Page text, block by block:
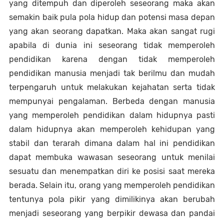
yang ditempuh dan diperoleh seseorang maka akan
semakin baik pula pola hidup dan potensi masa depan
yang akan seorang dapatkan. Maka akan sangat rugi
apabila di dunia ini seseorang tidak memperoleh
pendidikan karena dengan tidak memperoleh
pendidikan manusia menjadi tak berilmu dan mudah
terpengaruh untuk melakukan kejahatan serta tidak
mempunyai pengalaman. Berbeda dengan manusia
yang memperoleh pendidikan dalam hidupnya pasti
dalam hidupnya akan memperoleh kehidupan yang
stabil dan terarah dimana dalam hal ini pendidikan
dapat membuka wawasan seseorang untuk menilai
sesuatu dan menempatkan diri ke posisi saat mereka
berada. Selain itu, orang yang memperoleh pendidikan
tentunya pola pikir yang dimilikinya akan berubah
menjadi seseorang yang berpikir dewasa dan pandai